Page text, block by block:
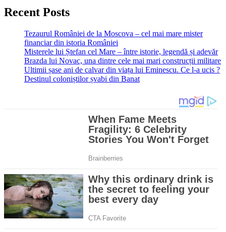
Recent Posts
Tezaurul României de la Moscova – cel mai mare mister
financiar din istoria României
Misterele lui Ștefan cel Mare – între istorie, legendă și adevăr
Brazda lui Novac, una dintre cele mai mari construcții militare
Ultimii șase ani de calvar din viața lui Eminescu. Ce l-a ucis ?
Destinul coloniștilor șvabi din Banat